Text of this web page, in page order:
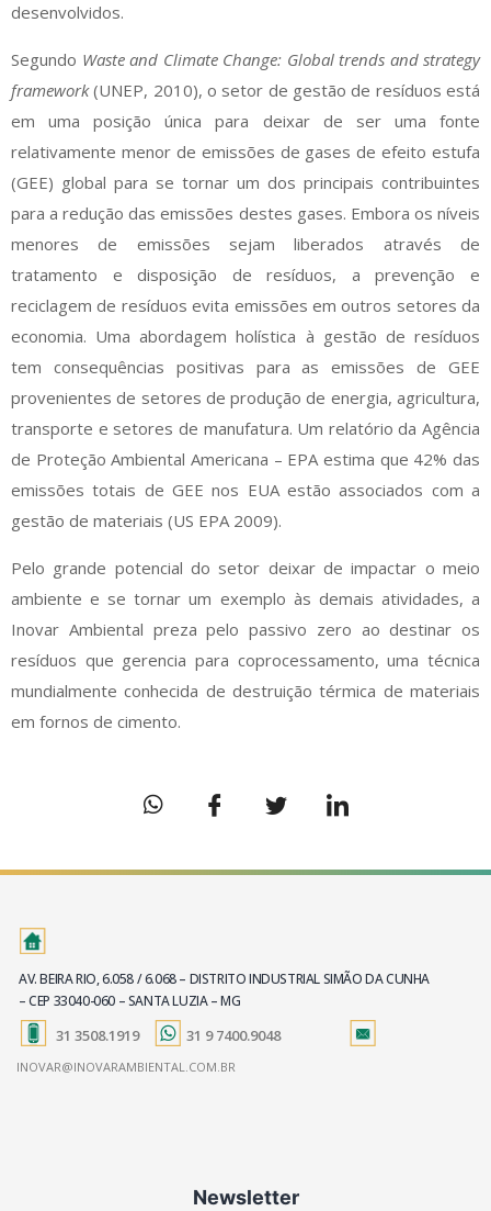
desenvolvidos.
Segundo Waste and Climate Change: Global trends and strategy
framework(UNEP, 2010), o setor de gestão de resíduos está
em uma posição única para deixar de ser uma fonte
relativamente menor de emissões de gases de efeito estufa
(GEE) global para se tornar um dos principais contribuintes
para a redução das emissões destes gases. Embora os níveis
menores de emissões sejam liberados através de
tratamento e disposição de resíduos, a prevenção e
reciclagem de resíduos evita emissões em outros setores da
economia. Uma abordagem holística à gestão de resíduos
tem consequências positivas para as emissões de GEE
provenientes de setores de produção de energia, agricultura,
transporte e setores de manufatura. Um relatório da Agência
de Proteção Ambiental Americana – EPA estima que 42% das
emissões totais de GEE nos EUA estão associados com a
gestão de materiais (US EPA 2009).
Pelo grande potencial do setor deixar de impactar o meio
ambiente e se tornar um exemplo às demais atividades, a
Inovar Ambiental preza pelo passivo zero ao destinar os
resíduos que gerencia para coprocessamento, uma técnica
mundialmente conhecida de destruição térmica de materiais
em fornos de cimento.
AV. BEIRA RIO, 6.058 / 6.068 – DISTRITO INDUSTRIAL SIMÃO DA CUNHA
– CEP 33040-060 – SANTA LUZIA – MG
31 3508.1919 31 9 7400.9048
INOVAR@INOVARAMBIENTAL.COM.BR
Newsletter